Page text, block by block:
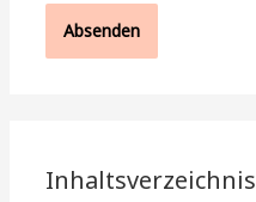
Inhaltsverzeichnis